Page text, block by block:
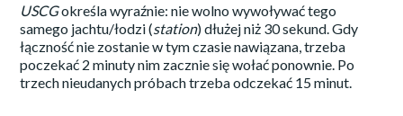
USCGokreśla wyraźnie: nie wolno wywoływać tego
samego jachtu/łodzi (station) dłużej niż 30 sekund. Gdy
łączność nie zostanie w tym czasie nawiązana, trzeba
poczekać 2 minuty nim zacznie się wołać ponownie. Po
trzech nieudanych próbach trzeba odczekać 15 minut.